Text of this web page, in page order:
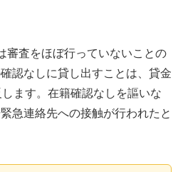
審査をほぼ行っていないことの
認なしに貸し出すことは、貸金
ます。在籍確認なしを謳いな
急連絡先への接触が行われたと